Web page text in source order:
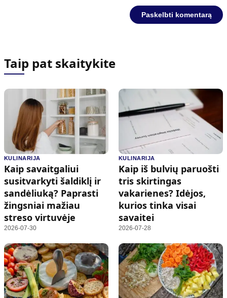
Taip pat skaitykite
KULINARIJA
Kaip savaitgaliui
susitvarkyti šaldiklį ir
sandėliuką? Paprasti
žingsniai mažiau
streso virtuvėje
2026-07-30
KULINARIJA
Kaip iš bulvių paruošti
tris skirtingas
vakarienes? Idėjos,
kurios tinka visai
savaitei
2026-07-28